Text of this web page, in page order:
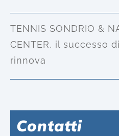
TENNIS SONDRIO &
CENTER, il successo
rinnova
Contatti